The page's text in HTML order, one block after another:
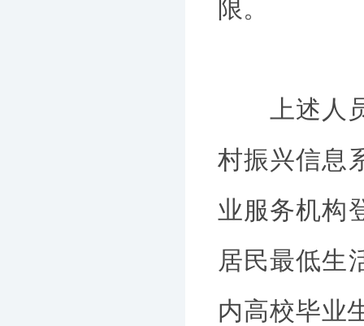
限。
上述人员
村振兴信息
业服务机构
居民最低生
内高校毕业